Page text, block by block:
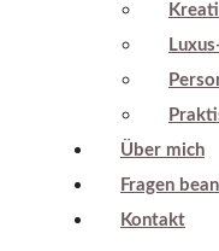
Über mich
Fragen
Kontakt